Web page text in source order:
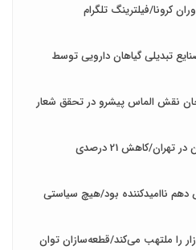
کرونا/فیلترینگ تلگرام
تبدیلی گیاهان دارویی توسط
‌نقش‌ الماس پیشرو در تحقق شعار
نزول 24 درصدی معاملات مسکن در تهران/کاهش 21 درصدی
ناامیدکننده بود/هیچ سیاستی
را ملتهب می‌کند/قطعه‌سازان توان